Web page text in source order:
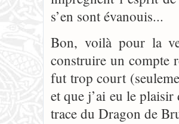
s’en sont évanouis...
Bon, voilà pour la
construire un compte
fut trop court
et que j’ai eu le
trace du Dragon de